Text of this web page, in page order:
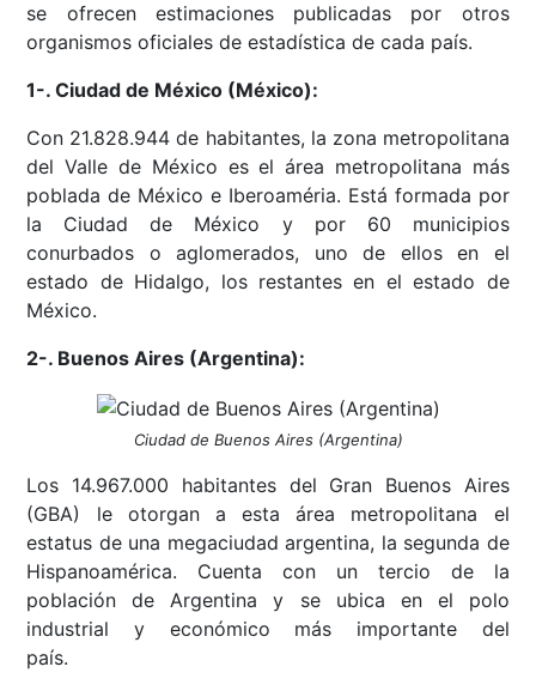
se ofrecen estimaciones publicadas por otros
organismos oficiales de estadística de cada país.
1-. Ciudad de México (México):
Con 21.828.944 de habitantes, la zona metropolitana
del Valle de México​ es el área metropolitana más
poblada de México e Iberoaméria. Está formada por
la Ciudad de México y por 60 municipios
conurbados o aglomerados, uno de ellos en el
estado de Hidalgo, los restantes en el estado de
México. ​
2-. Buenos Aires (Argentina):
Ciudad de Buenos Aires (Argentina)
Los 14.967.000​ habitantes del Gran Buenos Aires
(GBA) le otorgan a esta área metropolitana el
estatus de una megaciudad argentina, la segunda de
Hispanoamérica. Cuenta con un tercio de la
población de Argentina y se ubica en el polo
industrial y económico más importante del
país.